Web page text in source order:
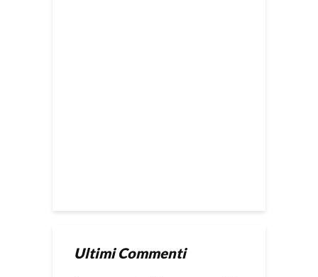
Ultimi Commenti